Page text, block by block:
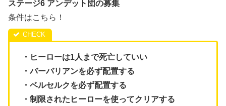
ステージ6 アンデット団の募集
条件はこちら！
・ヒーローは1人まで死亡していい
・バーバリアンを必ず配置する
・ベルセルクを必ず配置する
・制限されたヒーローを使ってクリアする